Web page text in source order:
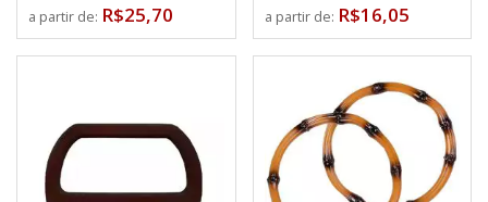
a partir de: R$25,70 a partir de: R$16,05